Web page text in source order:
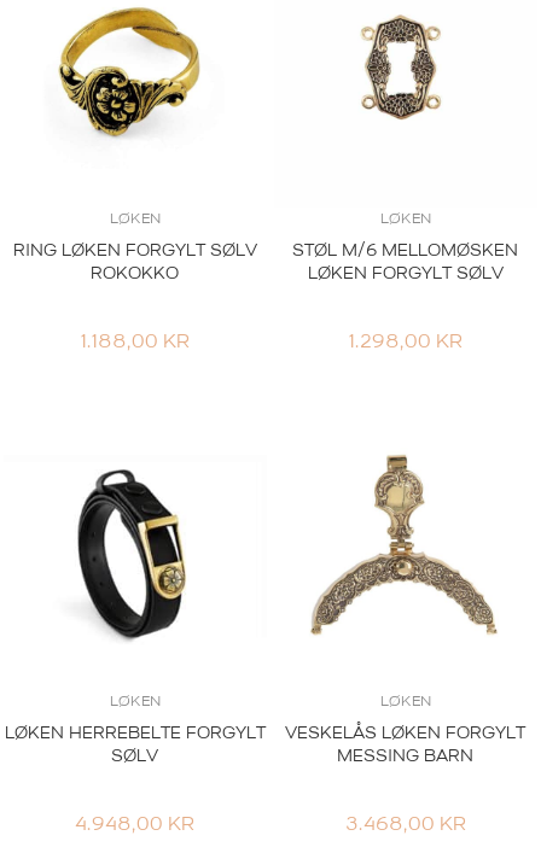
LØKEN
RING LØKEN FORGYLT SØLV
ROKOKKO
1.188,00 KR
LØKEN
STØL M/6 MELLOMØSKEN
LØKEN FORGYLT SØLV
1.298,00 KR
LØKEN
LØKEN HERREBELTE FORGYLT
SØLV
4.948,00 KR
LØKEN
VESKELÅS LØKEN FORGYLT
MESSING BARN
3.468,00 KR